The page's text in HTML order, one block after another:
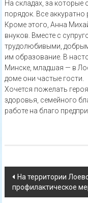
На складах, за которые
порядок. Все
Кроме этого, Анна
внуков. Вместе с
трудолюбивыми,
им образование. В
Минске, младшая — в
доме они частые гости.
Хочется пожелать
здоровья, семейного
работе на благо
Навигация
по
На территории
профилактическое